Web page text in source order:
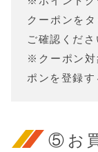
クーポンを
ご確認くださ
※クーポン対
ポンを登録す
⑤お